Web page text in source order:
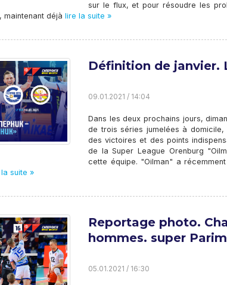
sur le flux, et pour résoudre les
maintenant déjà lire la suite »
Définition de janvier.
09.01.2021 / 14:04
Dans les deux prochains jours,
de trois séries jumelées à
des victoires et des points
de la Super League Orenburg
cette équipe. "Oilman" a
suite »
Reportage photo.
hommes. super
05.01.2021 / 16:30